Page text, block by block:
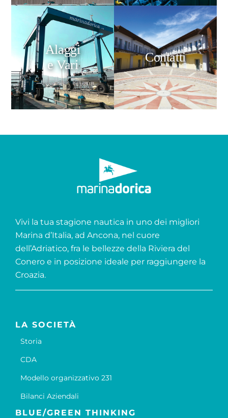
Alaggi
e Vari
Contatti
Vivi la tua stagione nautica in uno dei migliori
Marina d’Italia, ad Ancona, nel cuore
dell’Adriatico, fra le bellezze della Riviera del
Conero e in posizione ideale per raggiungere la
Croazia.
LA SOCIETÀ
Storia
CDA
Modello organizzativo 231
Bilanci Aziendali
BLUE/GREEN THINKING